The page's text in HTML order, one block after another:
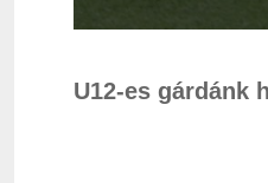
U12-es gárdánk